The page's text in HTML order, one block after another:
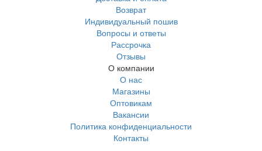
Возврат
Индивидуальный пошив
Вопросы и ответы
Рассрочка
Отзывы
О компании
О нас
Магазины
Оптовикам
Вакансии
Политика конфиденциальности
Контакты